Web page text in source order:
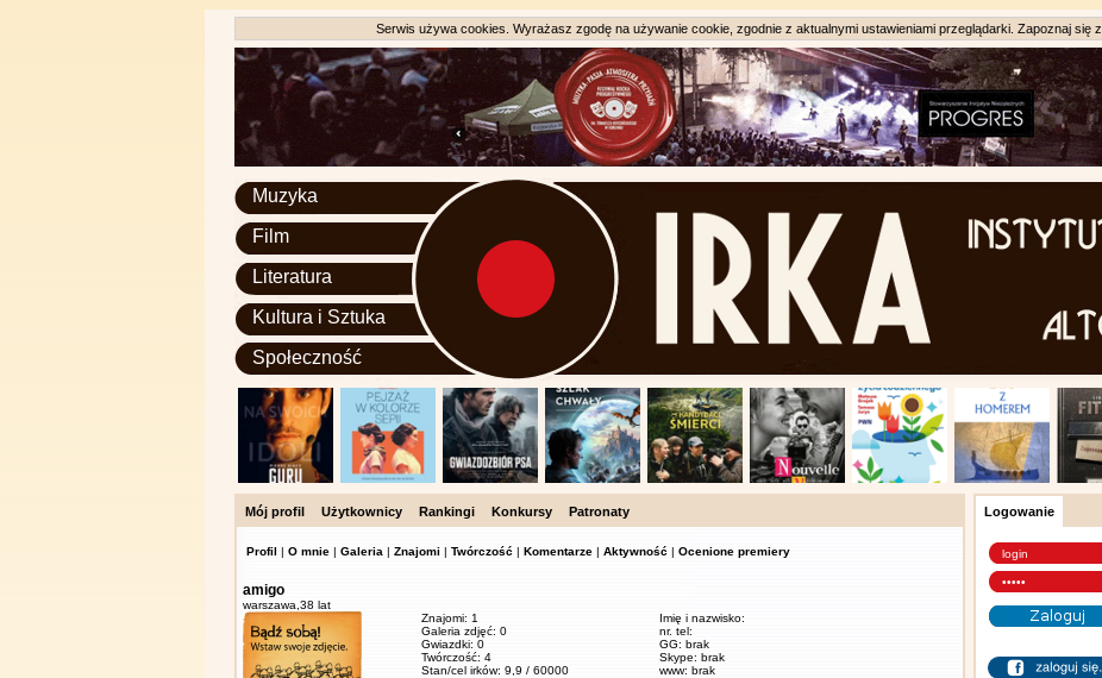
Serwis używa cookies. Wyrażasz zgodę na używanie cookie, zgodnie z aktualnymi ustawieniami przeglądarki. Zapoznaj się z
Muzyka
Film
Literatura
Kultura i Sztuka
Społeczność
Mój profil Użytkownicy Rankingi Konkursy Patronaty
Profil | O mnie | Galeria | Znajomi | Twórczość | Komentarze | Aktywność | Ocenione premiery
amigo
warszawa, 38 lat
Znajomi: 1
Galeria zdjęć: 0
Gwiazdki: 0
Twórczość: 4
Stan/cel irków: 9,9 / 60000
Imię i nazwisko:
nr. tel:
GG: brak
Skype: brak
www: brak
Logowanie